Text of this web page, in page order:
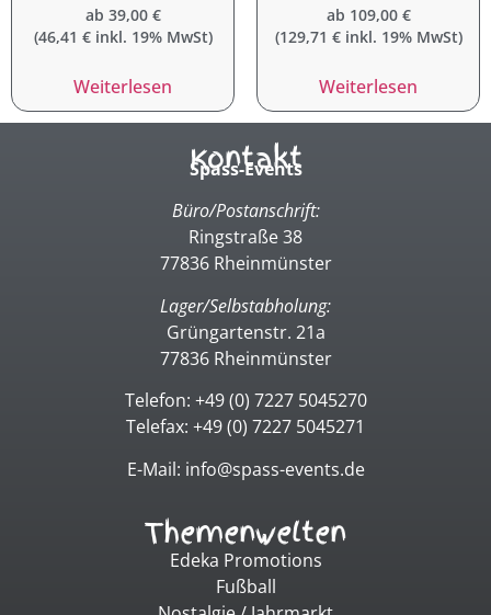
ab 39,00 €
(46,41 €inkl. 19% MwSt)
Weiterlesen
ab 109,00 €
(129,71 €inkl. 19% MwSt)
Weiterlesen
Kontakt
Spass-Events
Büro/Postanschrift:
Ringstraße 38
77836 Rheinmünster
Lager/Selbstabholung:
Grüngartenstr. 21a
77836 Rheinmünster
Telefon: +49 (0) 7227 5045270
Telefax: +49 (0) 7227 5045271
E-Mail: info@spass-events.de
Themenwelten
Edeka Promotions
Fußball